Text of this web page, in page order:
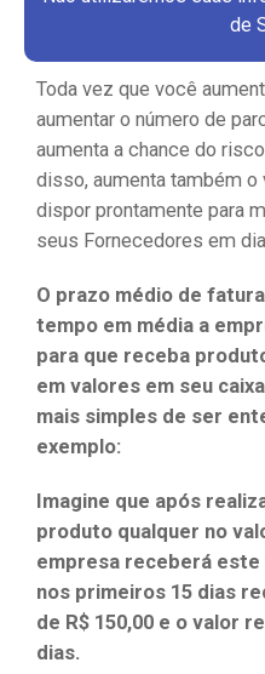
de
Toda vez que você
aumentar o número de
aumenta a chance do
disso, aumenta também
dispor prontamente para
seus Fornecedores em
O prazo médio de
tempo em média a
para que receba
em valores em seu
mais simples de ser
exemplo:
Imagine que após
produto qualquer no
empresa receberá este
nos primeiros 15 dias
de R$ 150,00 e o valor
dias.